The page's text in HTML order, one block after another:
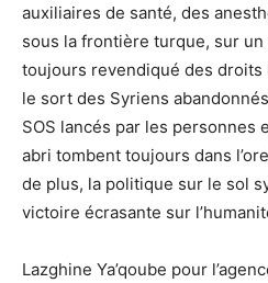
auxiliaires de santé, des
sous la frontière turque, sur un
toujours revendiqué des
le sort des Syriens
SOS lancés par les personnes
abri tombent toujours dans
de plus, la politique sur le sol
victoire écrasante sur
Lazghine Ya’qoube pour